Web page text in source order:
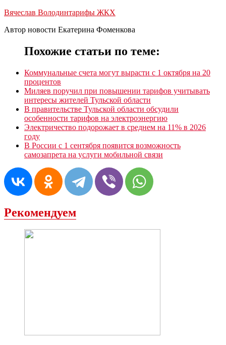
Вячеслав Володинтарифы ЖКХ
Автор новости Екатерина Фоменкова
Похожие статьи по теме:
Коммунальные счета могут вырасти с 1 октября на 20
процентов
Миляев поручил при повышении тарифов учитывать
интересы жителей Тульской области
В правительстве Тульской области обсудили
особенности тарифов на электроэнергию
Электричество подорожает в среднем на 11% в 2026
году
В России с 1 сентября появится возможность
самозапрета на услуги мобильной связи
Рекомендуем